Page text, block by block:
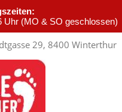
Uhr (MO & SO geschlossen)
29, 8400 Winterthur